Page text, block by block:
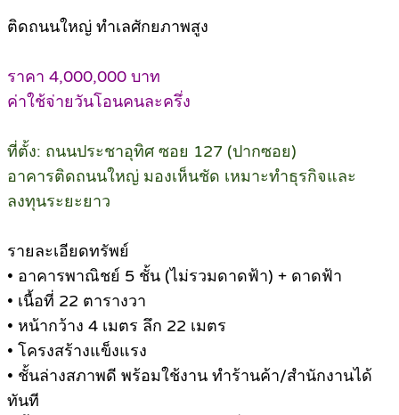
ติดถนนใหญ่ ทำเลศักยภาพสูง
ราคา 4,000,000 บาท
ค่าใช้จ่ายวันโอนคนละครึ่ง
ที่ตั้ง: ถนนประชาอุทิศ ซอย 127 (ปากซอย)
อาคารติดถนนใหญ่ มองเห็นชัด เหมาะทำธุรกิจและ
ลงทุนระยะยาว
รายละเอียดทรัพย์
• อาคารพาณิชย์ 5 ชั้น (ไม่รวมดาดฟ้า) + ดาดฟ้า
• เนื้อที่ 22 ตารางวา
• หน้ากว้าง 4 เมตร ลึก 22 เมตร
• โครงสร้างแข็งแรง
• ชั้นล่างสภาพดี พร้อมใช้งาน ทำร้านค้า/สำนักงานได้
ทันที